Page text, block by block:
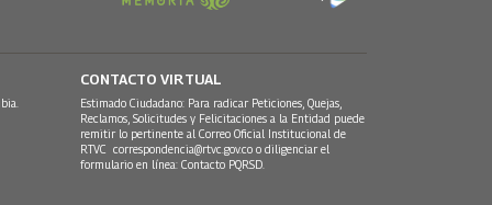
CONTACTO VIRTUAL
Estimado Ciudadano: Para radicar Peticiones, Quejas,
Reclamos, Solicitudes y Felicitaciones a la Entidad puede
remitir lo pertinente al Correo Oficial Institucional de
RTVC correspondencia@rtvc.gov.co o diligenciar el
formulario en línea: Contacto PQRSD.